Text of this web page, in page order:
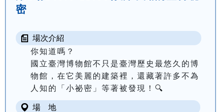
密
場次介紹
你知道嗎？
國立臺灣博物館不只是臺灣歷史最悠久的博
物館，在它美麗的建築裡，還藏著許多不為
人知的「小祕密」等著被發現！🔍
場 地